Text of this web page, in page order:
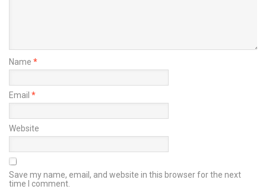
Name *
Email *
Website
Save my name, email, and website in this browser for the next
time I comment.